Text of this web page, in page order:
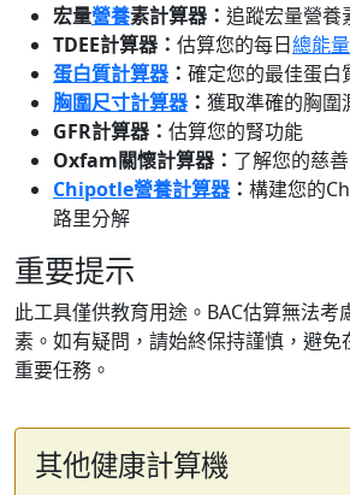
宏量營養素計算器： 追蹤宏量營養
TDEE計算器： 估算您的每日總能
蛋白質計算器 ： 確定您的最佳蛋白
胸圍尺寸計算器 ： 獲取準確的胸圍
GFR計算器： 估算您的腎功能
Oxfam關懷計算器： 了解您的慈
Chipotle營養計算器 ： 構建您的
路里分解
重要提示
此工具僅供教育用途。BAC估算無法考
素。如有疑問，請始終保持謹慎，避免
重要任務。
其他健康計算機